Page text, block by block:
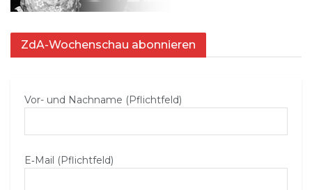
ZdA-Wochenschau abonnieren
Vor- und Nachname (Pflichtfeld)
E‑Mail (Pflichtfeld)